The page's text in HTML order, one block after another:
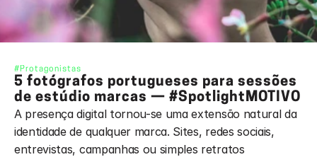
#Protagonistas
5 fotógrafos portugueses para sessões
de estúdio marcas — #SpotlightMOTIVO
A presença digital tornou-se uma extensão natural da
identidade de qualquer marca. Sites, redes sociais,
entrevistas, campanhas ou simples retratos